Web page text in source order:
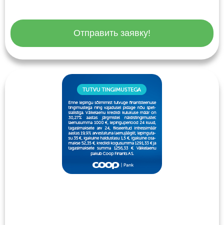
Отправить заявку!